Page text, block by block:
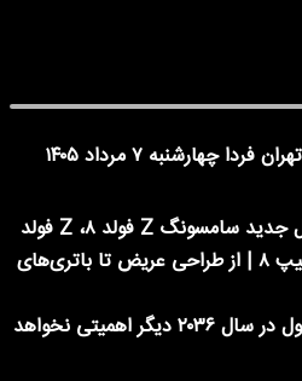
فوری | ادارات تهران فردا چهارشنبه ۷ مرداد ۱۴۰۵
معرفی سه مدل جدید سامسونگ Z فولد ۸، Z فولد
۸ اولترا و Z فلیپ ۸ | از طراحی عریض تا باتری‌های
ایلان ماسک: پول در سال ۲۰۳۶ دیگر اهمیتی نخواهد